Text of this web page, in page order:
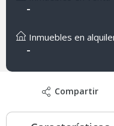
-
Inmuebles en
-
Compartir